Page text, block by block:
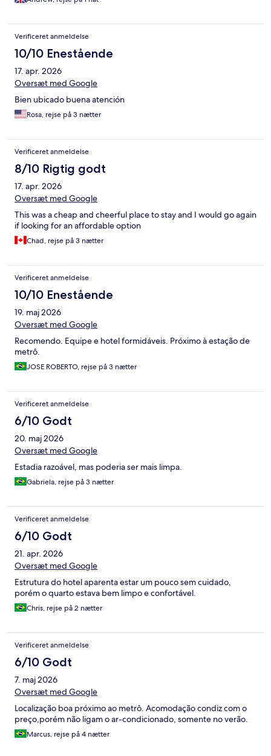
Verificeret anmeldelse
10/10 Enestående
17. apr. 2026
Oversæt med Google
Bien ubicado buena atención
Rosa, rejse på 3 nætter
Verificeret anmeldelse
8/10 Rigtig godt
17. apr. 2026
Oversæt med Google
This was a cheap and cheerful place to stay and I would go again
if looking for an affordable option
Chad, rejse på 3 nætter
Verificeret anmeldelse
10/10 Enestående
19. maj 2026
Oversæt med Google
Recomendo. Equipe e hotel formidáveis. Próximo à estação de
metrô.
JOSE ROBERTO, rejse på 3 nætter
Verificeret anmeldelse
6/10 Godt
20. maj 2026
Oversæt med Google
Estadia razoável, mas poderia ser mais limpa.
Gabriela, rejse på 3 nætter
Verificeret anmeldelse
6/10 Godt
21. apr. 2026
Oversæt med Google
Estrutura do hotel aparenta estar um pouco sem cuidado,
porém o quarto estava bem limpo e confortável.
Chris, rejse på 2 nætter
Verificeret anmeldelse
6/10 Godt
7. maj 2026
Oversæt med Google
Localização boa próximo ao metrô. Acomodação condiz com o
preço,porém não ligam o ar-condicionado, somente no verão.
Marcus, rejse på 4 nætter